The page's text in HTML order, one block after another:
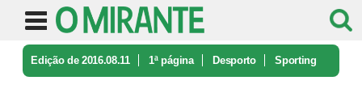
Edição de 2016.08.11 1ª página Desporto Sporting